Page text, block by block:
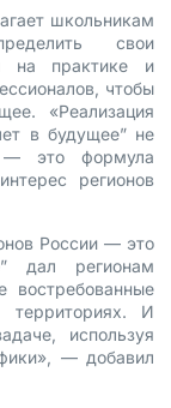
школьникам
свои
на практике и
чтобы
«Реализация
в будущее” не
— это формула
регионов
России — это
дал регионам
востребованные
территориях. И
используя
— добавил